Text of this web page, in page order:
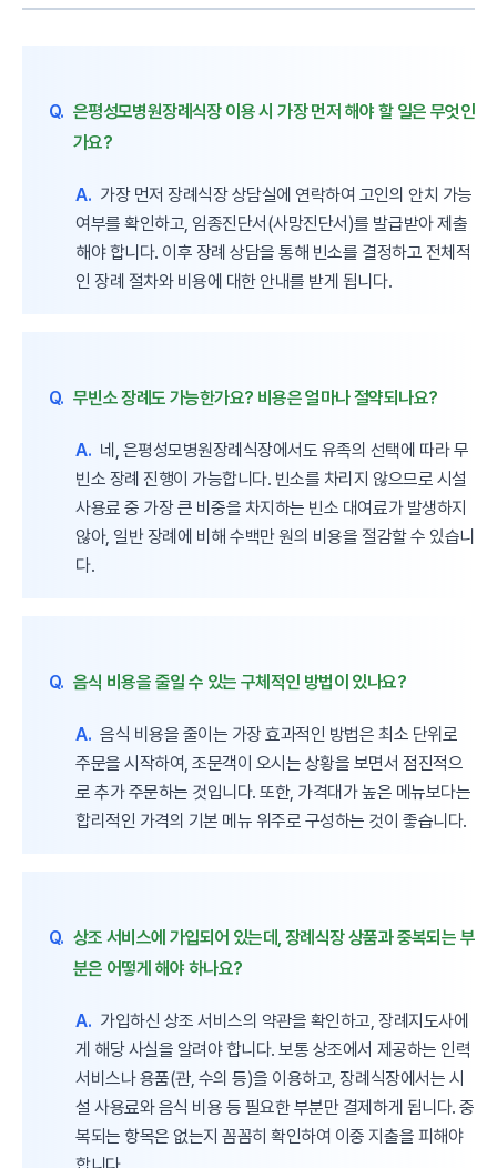
Q. 은평성모병원장례식장 이용 시 가장 먼저 해야 할 일은 무엇인
가요?
A. 가장 먼저 장례식장 상담실에 연락하여 고인의 안치 가능
여부를 확인하고, 임종진단서(사망진단서)를 발급받아 제출
해야 합니다. 이후 장례 상담을 통해 빈소를 결정하고 전체적
인 장례 절차와 비용에 대한 안내를 받게 됩니다.
Q. 무빈소 장례도 가능한가요? 비용은 얼마나 절약되나요?
A. 네, 은평성모병원장례식장에서도 유족의 선택에 따라 무
빈소 장례 진행이 가능합니다. 빈소를 차리지 않으므로 시설
사용료 중 가장 큰 비중을 차지하는 빈소 대여료가 발생하지
않아, 일반 장례에 비해 수백만 원의 비용을 절감할 수 있습니
다.
Q. 음식 비용을 줄일 수 있는 구체적인 방법이 있나요?
A. 음식 비용을 줄이는 가장 효과적인 방법은 최소 단위로
주문을 시작하여, 조문객이 오시는 상황을 보면서 점진적으
로 추가 주문하는 것입니다. 또한, 가격대가 높은 메뉴보다는
합리적인 가격의 기본 메뉴 위주로 구성하는 것이 좋습니다.
Q. 상조 서비스에 가입되어 있는데, 장례식장 상품과 중복되는 부
분은 어떻게 해야 하나요?
A. 가입하신 상조 서비스의 약관을 확인하고, 장례지도사에
게 해당 사실을 알려야 합니다. 보통 상조에서 제공하는 인력
서비스나 용품(관, 수의 등)을 이용하고, 장례식장에서는 시
설 사용료와 음식 비용 등 필요한 부분만 결제하게 됩니다. 중
복되는 항목은 없는지 꼼꼼히 확인하여 이중 지출을 피해야